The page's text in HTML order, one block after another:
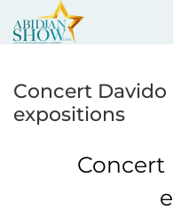
Concert Davido
expositions
Concert